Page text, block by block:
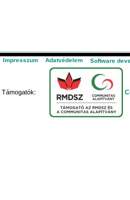
Impresszum Adatvédelem Software
Támogatók: